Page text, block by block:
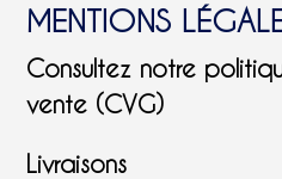
MENTIONS
Consultez notre
vente (CVG)
Livraisons